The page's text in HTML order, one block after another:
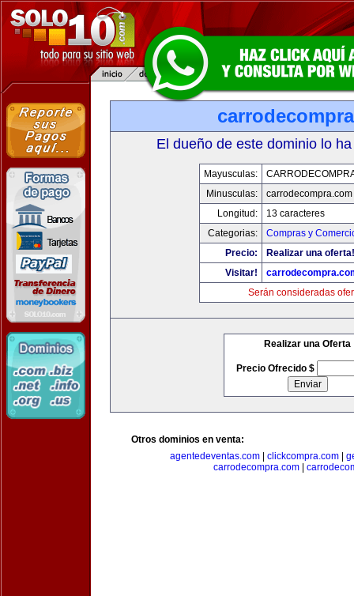
El dueño de este dominio lo
Mayusculas:
Minusculas:
carrodecompra.com
Longitud:
13 caracteres
Categorias:
Compras y
Precio:
Realizar una oferta!
Visitar!
Serán consideradas
Realizar una Oferta
Precio Ofrecido $
Otros dominios en venta:
agentedeventas.com| clickcompra.com|
carrodecompra.com|